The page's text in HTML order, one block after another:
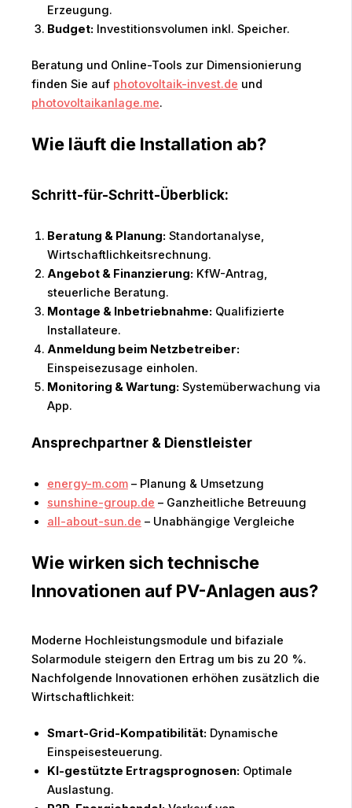
Erzeugung.
Budget: Investitionsvolumen inkl. Speicher.
Beratung und Online-Tools zur Dimensionierung
finden Sie auf photovoltaik-invest.de und
photovoltaikanlage.me.
Wie läuft die Installation ab?
Schritt-für-Schritt-Überblick:
Beratung & Planung: Standortanalyse,
Wirtschaftlichkeitsrechnung.
Angebot & Finanzierung: KfW-Antrag,
steuerliche Beratung.
Montage & Inbetriebnahme: Qualifizierte
Installateure.
Anmeldung beim Netzbetreiber:
Einspeisezusage einholen.
Monitoring & Wartung: Systemüberwachung via
App.
Ansprechpartner & Dienstleister
energy-m.com– Planung & Umsetzung
sunshine-group.de – Ganzheitliche Betreuung
all-about-sun.de – Unabhängige Vergleiche
Wie wirken sich technische
Innovationen auf PV-Anlagen aus?
Moderne Hochleistungsmodule und bifaziale
Solarmodule steigern den Ertrag um bis zu 20 %.
Nachfolgende Innovationen erhöhen zusätzlich die
Wirtschaftlichkeit:
Smart-Grid-Kompatibilität: Dynamische
Einspeisesteuerung.
KI-gestützte Ertragsprognosen: Optimale
Auslastung.